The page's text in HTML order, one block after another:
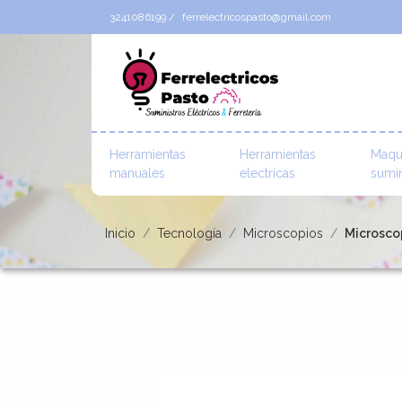
3241086199 / ferrelectricospasto@gmail.com
Herramientas
manuales
Herramientas
electricas
Inicio Tecnología Microscopios